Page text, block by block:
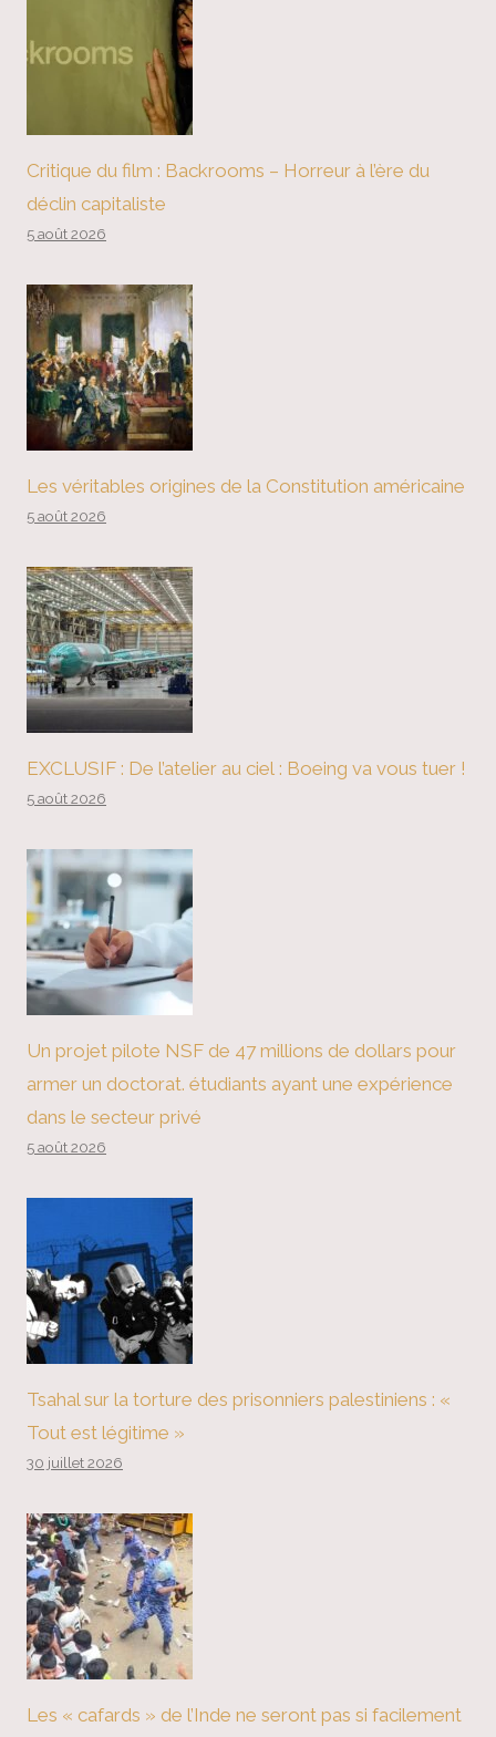
Critique du film : Backrooms – Horreur à l’ère du
déclin capitaliste
5 août 2026
Les véritables origines de la Constitution américaine
5 août 2026
EXCLUSIF : De l’atelier au ciel : Boeing va vous tuer !
5 août 2026
Un projet pilote NSF de 47 millions de dollars pour
armer un doctorat. étudiants ayant une expérience
dans le secteur privé
5 août 2026
Tsahal sur la torture des prisonniers palestiniens : «
Tout est légitime »
30 juillet 2026
Les « cafards » de l’Inde ne seront pas si facilement